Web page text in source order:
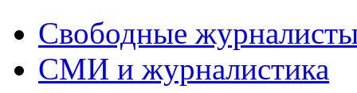
Свободные
СМИ и журналистика